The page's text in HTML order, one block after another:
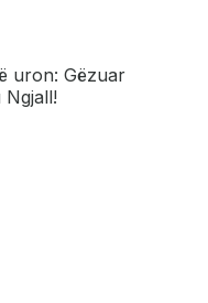
uron: Gëzuar
Ngjall!